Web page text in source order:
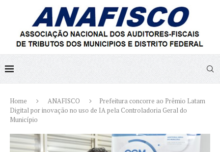
Home ANAFISCO
Prefeitura concorre ao Prêmio Latam
Digital por inovação no uso de IA pela Controladoria Geral do
Município